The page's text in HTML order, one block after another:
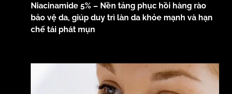
Niacinamide 5% – Nền tảng phục hồi hàng rào
bảo vệ da, giúp duy trì làn da khỏe mạnh và hạn
chế tái phát mụn